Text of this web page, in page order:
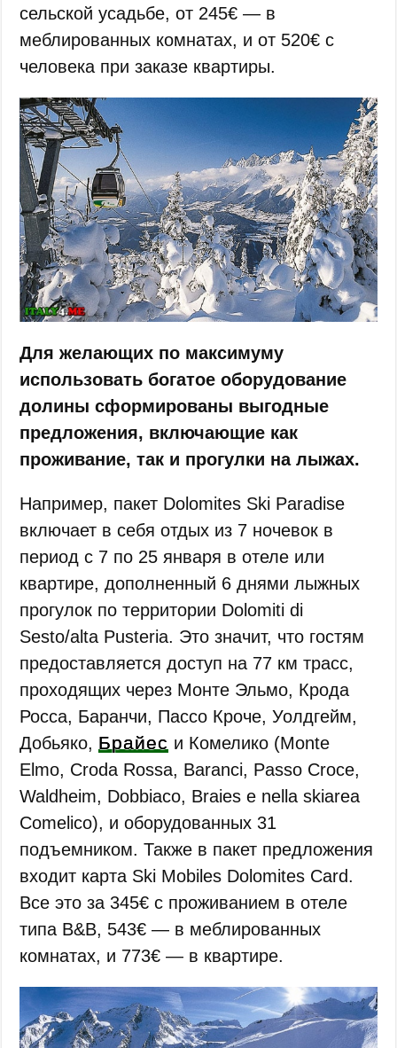
сельской усадьбе, от 245€ — в
меблированных комнатах, и от 520€ с
человека при заказе квартиры.
Для желающих по максимуму
использовать богатое оборудование
долины сформированы выгодные
предложения, включающие как
проживание, так и прогулки на лыжах.
Например, пакет Dolomites Ski Paradise
включает в себя отдых из 7 ночевок в
период с 7 по 25 января в отеле или
квартире, дополненный 6 днями лыжных
прогулок по территории Dolomiti di
Sesto/alta Pusteria. Это значит, что гостям
предоставляется доступ на 77 км трасс,
проходящих через Монте Эльмо, Крода
Росса, Баранчи, Пассо Кроче, Уолдгейм,
Добьяко, Брайес и Комелико (Monte
Elmo, Croda Rossa, Baranci, Passo Croce,
Waldheim, Dobbiaco, Braies e nella skiarea
Comelico), и оборудованных 31
подъемником. Также в пакет предложения
входит карта Ski Mobiles Dolomites Card.
Все это за 345€ с проживанием в отеле
типа B&B, 543€ — в меблированных
комнатах, и 773€ — в квартире.